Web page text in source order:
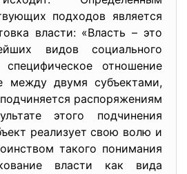
подходов является
власти: «Власть – это
видов социального
специфическое отношение
между двумя субъектами,
распоряжениям
этого подчинения
реализует свою волю и
такого понимания
власти как вида